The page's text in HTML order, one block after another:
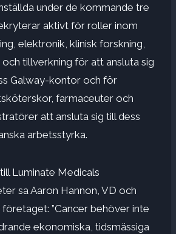
under de kommande tre
aktivt för roller inom
elektronik, klinisk forskning,
tillverkning för att ansluta sig
Galway-kontor och för
farmaceuter och
att ansluta sig till dess
arbetsstyrka.
Luminate Medicals
sa Aaron Hannon, VD och
”Cancer behöver inte
ekonomiska, tidsmässiga